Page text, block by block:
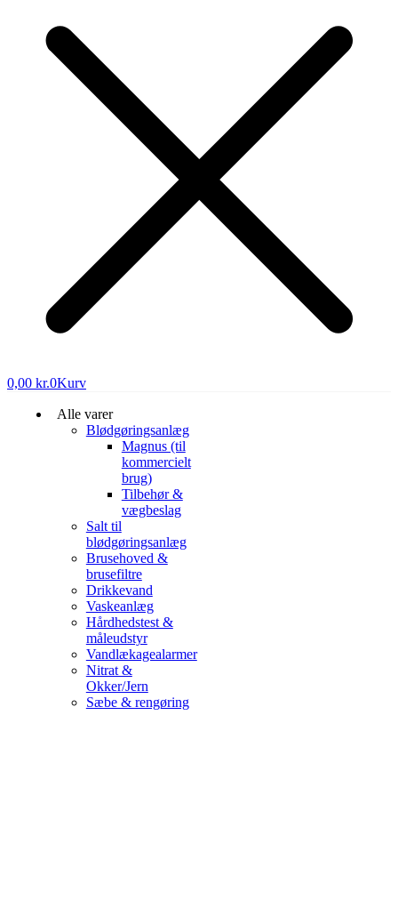
0,00 kr.0Kurv
Alle varer
Blødgøringsanlæg
Magnus (til
kommercielt
brug)
Tilbehør &
vægbeslag
Salt til
blødgøringsanlæg
Brusehoved &
brusefiltre
Drikkevand
Vaskeanlæg
Hårdhedstest &
måleudstyr
Vandlækagealarmer
Nitrat &
Okker/Jern
Sæbe & rengøring